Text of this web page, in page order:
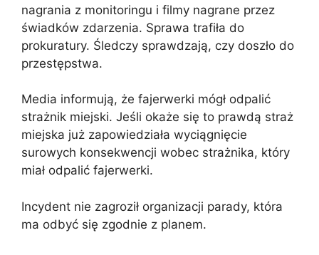
nagrania z monitoringu i filmy nagrane przez
świadków zdarzenia. Sprawa trafiła do
prokuratury. Śledczy sprawdzają, czy doszło do
przestępstwa.
Media informują, że fajerwerki mógł odpalić
strażnik miejski. Jeśli okaże się to prawdą straż
miejska już zapowiedziała wyciągnięcie
surowych konsekwencji wobec strażnika, który
miał odpalić fajerwerki.
Incydent nie zagroził organizacji parady, która
ma odbyć się zgodnie z planem.